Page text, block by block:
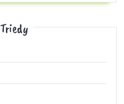
Triedy